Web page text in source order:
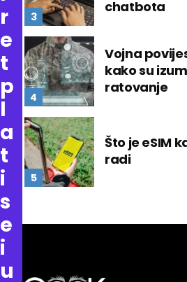
chatbota
Vojna
kako su
ratovanje
Što je eSIM
radi
r
e
t
p
l
a
t
i
s
e
i
u